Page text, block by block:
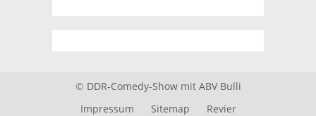
© DDR-Comedy-Showmit ABV Bulli
Impressum
Sitemap
Revier